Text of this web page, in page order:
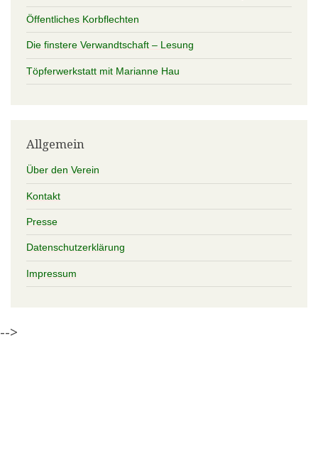
Öffentliches Korbflechten
Die finstere Verwandtschaft – Lesung
Töpferwerkstatt mit Marianne Hau
Allgemein
Über den Verein
Kontakt
Presse
Datenschutzerklärung
Impressum
-->